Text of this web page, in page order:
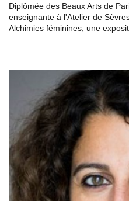
Diplômée des Beaux Arts de
enseignante à l'Atelier de
Alchimies féminines, une